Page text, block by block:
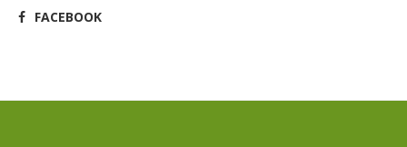
FACEBOOK